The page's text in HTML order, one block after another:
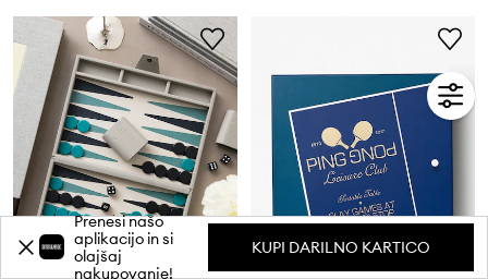
Prenesi našo
aplikacijo in si
olajšaj
nakupovanje!
KUPI DARILNO KARTICO